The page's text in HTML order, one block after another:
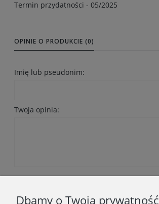
Termin przydatności - 05/2025
OPINIE O PRODUKCIE (0)
Imię lub pseudonim:
Twoja opinia:
Dbamy o Twoją prywatność